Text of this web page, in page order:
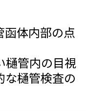
函体内部の点
樋管内の目視
な樋管検査の